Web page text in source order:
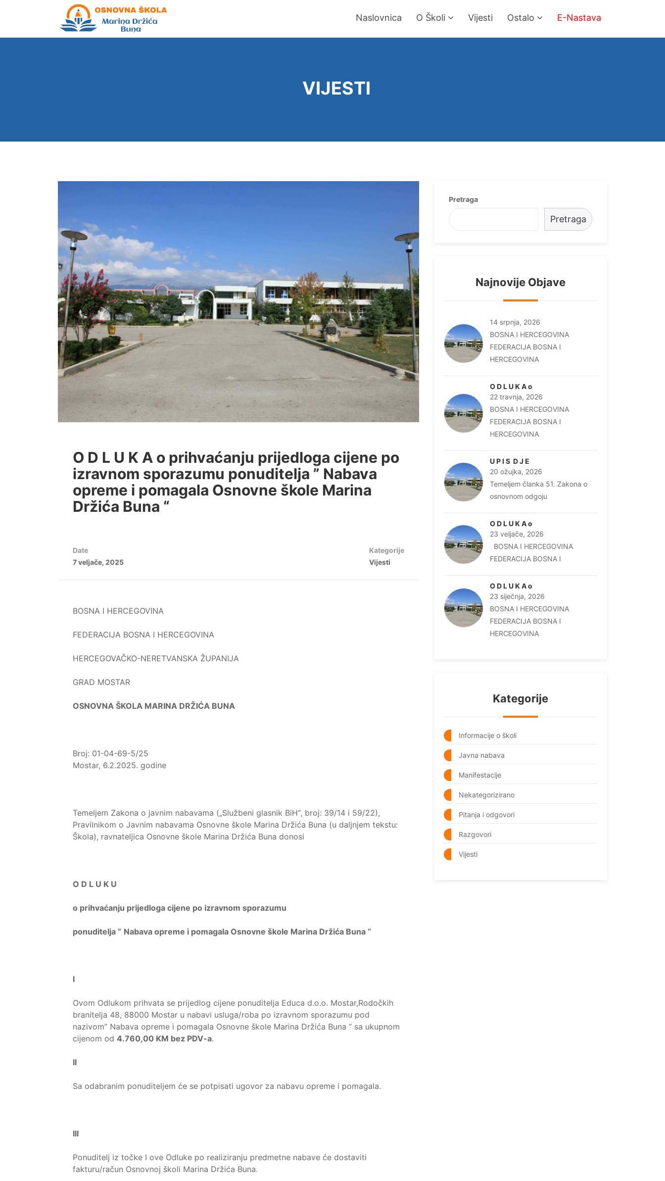
Naslovnica O Školi Vijesti Ostalo E-Nastava
VIJESTI
O D L U K A o prihvaćanju prijedloga cijene po
izravnom sporazumu ponuditelja ” Nabava
opreme i pomagala Osnovne škole Marina
Držića Buna “
Date
7 veljače, 2025
Kategorije
Vijesti
BOSNA I HERCEGOVINA
FEDERACIJA BOSNA I HERCEGOVINA
HERCEGOVAČKO-NERETVANSKA ŽUPANIJA
GRAD MOSTAR
OSNOVNA ŠKOLA MARINA DRŽIĆA BUNA
Broj: 01-04-69-5/25
Mostar, 6.2.2025. godine
Temeljem Zakona o javnim nabavama („Službeni glasnik BiH“, broj: 39/14 i 59/22),
Pravilnikom o Javnim nabavama Osnovne škole Marina Držića Buna (u daljnjem tekstu:
Škola), ravnateljica Osnovne škole Marina Držića Buna donosi
O D L U K U
o prihvaćanju prijedloga cijene po izravnom sporazumu
ponuditelja “ Nabava opreme i pomagala Osnovne škole Marina Držića Buna “
I
Ovom Odlukom prihvata se prijedlog cijene ponuditelja Educa d.o.o. Mostar,Rodočkih
branitelja 48, 88000 Mostar u nabavi usluga/roba po izravnom sporazumu pod
nazivom” Nabava opreme i pomagala Osnovne škole Marina Držića Buna ” sa ukupnom
cijenom od 4.760,00 KM bez PDV-a.
II
Sa odabranim ponuditeljem će se potpisati ugovor za nabavu opreme i pomagala.
III
Ponuditelj iz točke I ove Odluke po realiziranju predmetne nabave će dostaviti
fakturu/račun Osnovnoj školi Marina Držića Buna.
Pretraga
Pretraga
Najnovije Objave
14 srpnja, 2026
BOSNA I HERCEGOVINA
FEDERACIJA BOSNA I
HERCEGOVINA
O D L U K A o
22 travnja, 2026
BOSNA I HERCEGOVINA
FEDERACIJA BOSNA I
HERCEGOVINA
U P I S D J E
20 ožujka, 2026
Temeljem članka 51. Zakona o
osnovnom odgoju
O D L U K A o
23 veljače, 2026
BOSNA I HERCEGOVINA
FEDERACIJA BOSNA I
O D L U K A o
23 siječnja, 2026
BOSNA I HERCEGOVINA
FEDERACIJA BOSNA I
HERCEGOVINA
Kategorije
Informacije o školi
Javna nabava
Manifestacije
Nekategorizirano
Pitanja i odgovori
Razgovori
Vijesti